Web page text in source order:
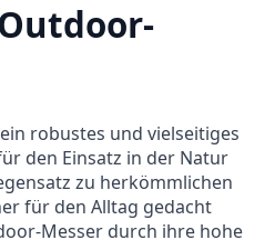
robustes und vielseitiges
den Einsatz in der Natur
zu herkömmlichen
für den Alltag gedacht
Messer durch ihre hohe